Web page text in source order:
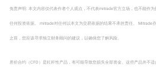
免责声明: 本文内容仅代表作者个人观点，不代表mitrade官方立场，也不能作
任何投资依据。 mitrade对任何以本文为交易依据的结果不承担责任。 Mitrade
之前，您应该寻求独立财务顾问的建议，以确保您了解风险。
差价合约（CFD）是杠杆性产品，有可能导致您损失全部资金。这些产品并不适